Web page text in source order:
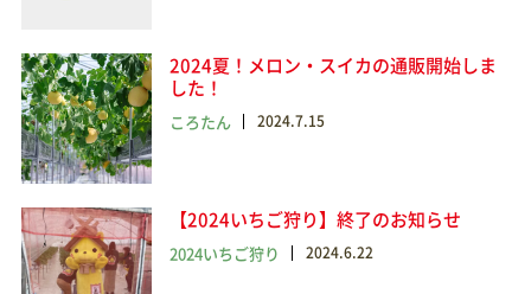
2024夏！メロン・スイカの通販開始しま
した！
ころたん 2024.7.15
【2024いちご狩り】終了のお知らせ
2024いちご狩り 2024.6.22